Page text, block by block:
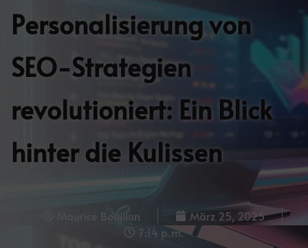
Personalisierung von
SEO-Strategien
revolutioniert: Ein Blick
hinter die Kulissen
Maurice Bouillon
März 25, 2025
7:14 p.m.